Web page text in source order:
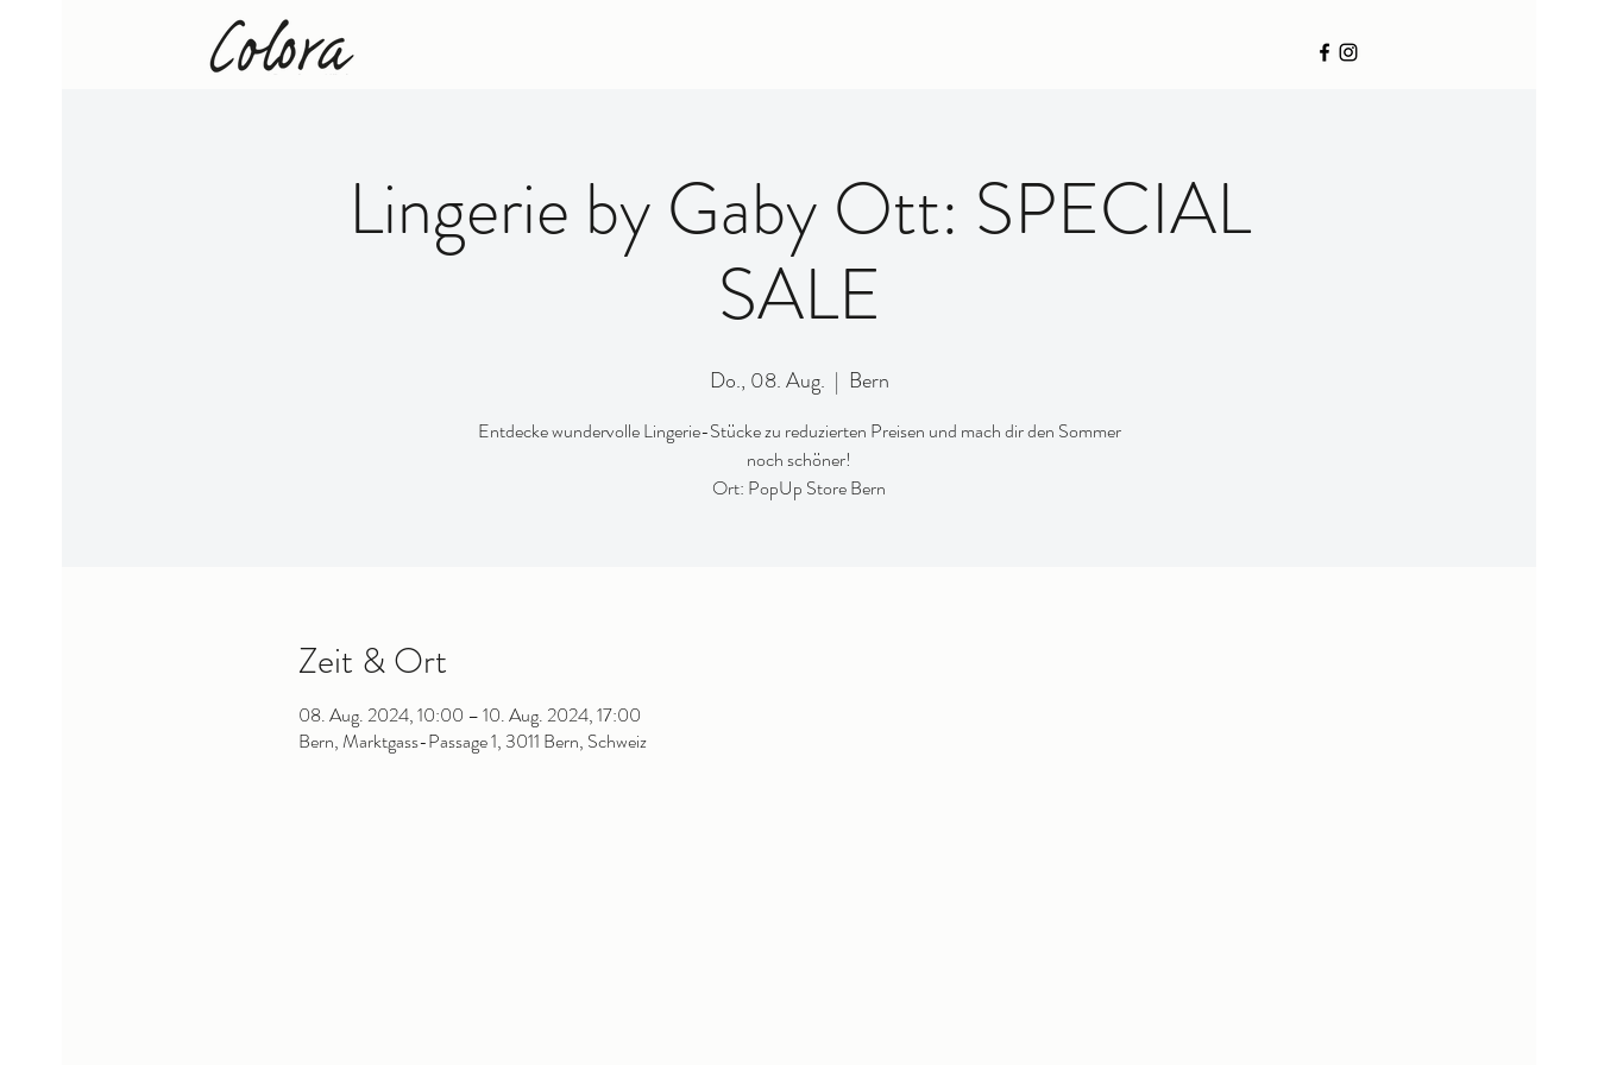
Lingerie by Gaby Ott: SPECIAL
SALE
Do., 08. Aug.
  |
Bern
Entdecke wundervolle Lingerie-Stücke zu reduzierten Preisen und mach dir den Sommer
noch schöner!
Ort: PopUp Store Bern
Zeit & Ort
08. Aug. 2024, 10:00 – 10. Aug. 2024, 17:00
Bern, Marktgass-Passage 1, 3011 Bern, Schweiz